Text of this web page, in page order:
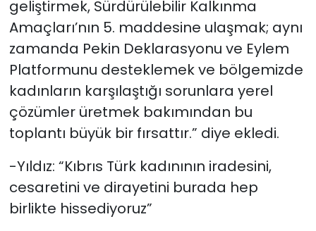
geliştirmek, Sürdürülebilir Kalkınma
Amaçları’nın 5. maddesine ulaşmak; aynı
zamanda Pekin Deklarasyonu ve Eylem
Platformunu desteklemek ve bölgemizde
kadınların karşılaştığı sorunlara yerel
çözümler üretmek bakımından bu
toplantı büyük bir fırsattır.” diye ekledi.
-Yıldız: “Kıbrıs Türk kadınının iradesini,
cesaretini ve dirayetini burada hep
birlikte hissediyoruz”